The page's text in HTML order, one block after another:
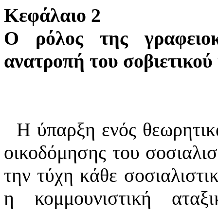
Κεφάλαιο 2
Ο ρόλος της
ανατροπή του
Η ύπαρξη ενός
οικοδόμησης του
την τύχη κάθε
η κομμουνιστική